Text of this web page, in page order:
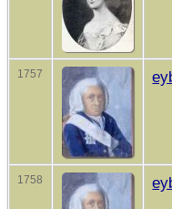
1757
1758